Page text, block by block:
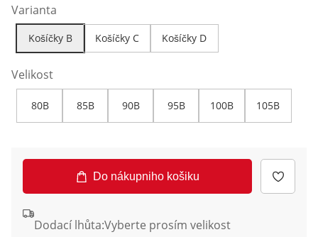
Varianta
Košíčky B Košíčky C Košíčky D
Velikost
80B 85B 90B 95B 100B 105B
Do nákupniho košiku
Dodací lhůta:Vyberte prosím velikost